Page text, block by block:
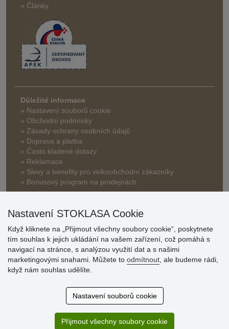
» Články
Důležité informace
» Nastavení souborů cookie
» Obchodní podmínky
» Zásady ochrany osobních údajů
» Doprava a platba
» Často kladené dotazy
» Reklamace
» Slevy a benefity pro velkoobchodní zákazníky
» Bonusový program na prodejnách
Hodnocení
zákazníků
Super obchod, kvalitní zboží za slušné ceny. Vřele
Nastavení STOKLASA Cookie
Když kliknete na „Přijmout všechny soubory cookie“, poskytnete
tím souhlas k jejich ukládání na vašem zařízení, což pomáhá s
navigací na stránce, s analýzou využití dat a s našimi
marketingovými snahami. Můžete to odmítnout , ale budeme rádi,
když nám souhlas udělíte.
Nastavení souborů cookie
Přijmout všechny soubory cookie